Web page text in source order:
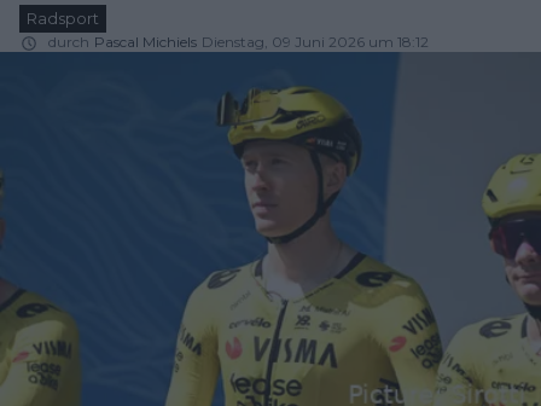
Radsport
durch Pascal Michiels Dienstag, 09 Juni 2026 um 18:12